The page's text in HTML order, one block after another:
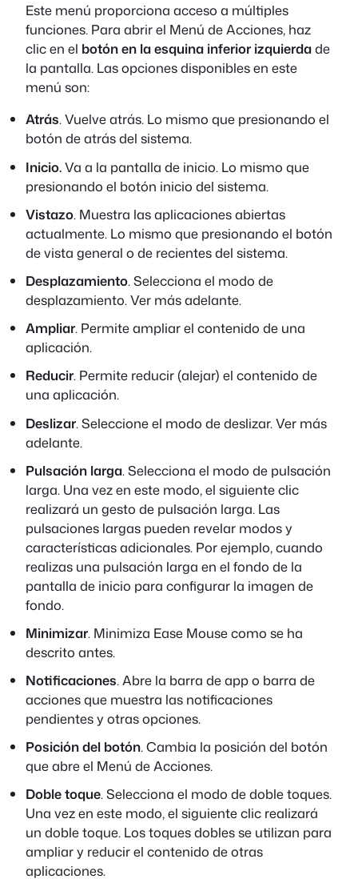
Este menú proporciona acceso a múltiples
funciones. Para abrir el Menú de Acciones, haz
clic en el botón en la esquina inferior izquierdade
la pantalla. Las opciones disponibles en este
menú son:
Atrás. Vuelve atrás. Lo mismo que presionando el
botón de atrás del sistema.
Inicio.Va a la pantalla de inicio. Lo mismo que
presionando el botón inicio del sistema.
Vistazo. Muestra las aplicaciones abiertas
actualmente. Lo mismo que presionando el botón
de vista general o de recientes del sistema.
Desplazamiento. Selecciona el modo de
desplazamiento. Ver más adelante.
Ampliar. Permite ampliar el contenido de una
aplicación.
Reducir. Permite reducir (alejar) el contenido de
una aplicación.
Deslizar. Seleccione el modo de deslizar. Ver más
adelante.
Pulsación larga. Selecciona el modo de pulsación
larga. Una vez en este modo, el siguiente clic
realizará un gesto de pulsación larga. Las
pulsaciones largas pueden revelar modos y
características adicionales. Por ejemplo, cuando
realizas una pulsación larga en el fondo de la
pantalla de inicio para configurar la imagen de
fondo.
Minimizar. Minimiza Ease Mouse como se ha
descrito antes.
Notificaciones. Abre la barra de app o barra de
acciones que muestra las notificaciones
pendientes y otras opciones.
Posición del botón. Cambia la posición del botón
que abre el Menú de Acciones.
Doble toque. Selecciona el modo de doble toques.
Una vez en este modo, el siguiente clic realizará
un doble toque. Los toques dobles se utilizan para
ampliar y reducir el contenido de otras
aplicaciones.